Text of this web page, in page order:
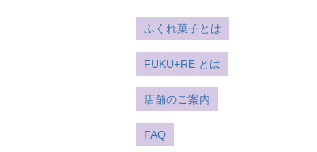
ふくれ菓子とは
FUKU+RE とは
店舗のご案内
FAQ